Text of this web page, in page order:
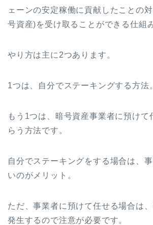
ェーンの安定稼働に貢献したことの
号資産)を受け取ることができる仕組
やり方は主に2つあります。
1つは、自分でステーキングする方法。
もう1つは、暗号資産事業者に預けて
らう方法です。
自分でステーキングをする場合は、
いのがメリット。
ただ、事業者に預けて任せる場合は
発生するので注意が必要です。